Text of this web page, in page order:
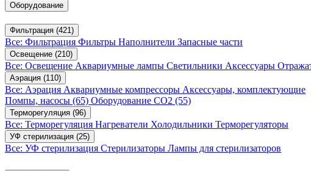
Оборудование
Фильтрация (421)
Все: Фильтрация Фильтры Наполнители Запасные части
Освещение (210)
Все: Освещение Аквариумные лампы Светильники Аксессуары
Аэрация (110)
Все: Аэрация Аквариумные компрессоры Аксессуары, комплектующие
Помпы, насосы (65) Оборудование CO2 (55)
Терморегуляция (96)
Все: Терморегуляция Нагреватели Холодильники Терморегуляторы
УФ стерилизация (25)
Все: УФ стерилизация Стерилизаторы Лампы для стерилизаторов